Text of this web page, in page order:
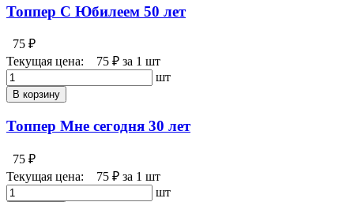
Топпер С Юбилеем 50 лет
75 ₽
Текущая цена:
75 ₽ за 1 шт
шт
В корзину
Топпер Мне сегодня 30 лет
75 ₽
Текущая цена:
75 ₽ за 1 шт
шт